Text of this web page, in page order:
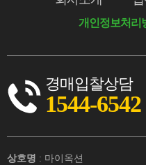
개인정보처리
경매입찰상담
1544-6542
상호명 : 마이옥션